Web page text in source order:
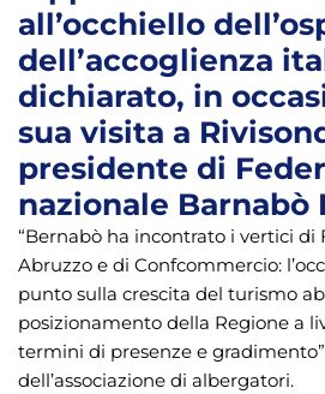
all’occhiello
dell’accoglienza
dichiarato, in
sua visita a
presidente di
nazionale Barnabò
“Bernabò ha incontrato i vertici di
Abruzzo e di Confcommercio:
punto sulla crescita del turismo
posizionamento della Regione a
termini di presenze e
dell’associazione di albergatori.